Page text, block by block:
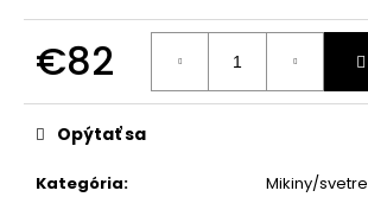
€82
Kategória:
Mikiny/svetre
Opýtať sa